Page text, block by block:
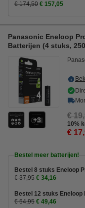
€ 174,50 € 157,05
Panasonic Eneloop
Batterijen (4 stuks,
3 €
10%
€
Bestel meer batterijen!
Bestel 8 stuks Eneloop
€ 37,95 € 34,16
Bestel 12 stuks
€ 54,95 € 49,46